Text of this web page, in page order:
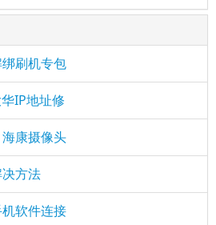
刷机专包
IP地址修
康摄像头
方法
软件连接